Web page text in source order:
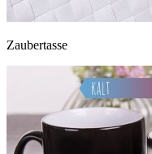
Zaubertasse